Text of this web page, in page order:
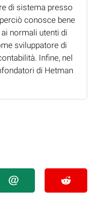
di sistema presso
conosce bene
normali utenti di
sviluppatore di
Infine, nel
di Hetman